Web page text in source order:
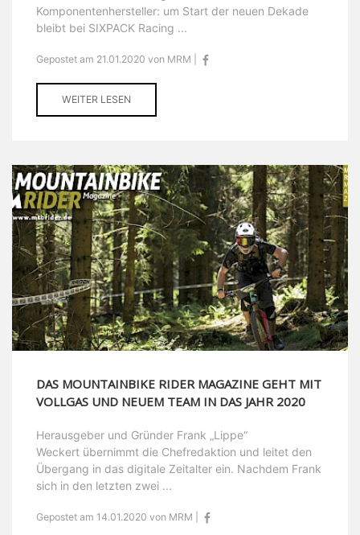
Komponentenhersteller: um Start der neuen Dekade
bleibt bei SIXPACK Racing ...
Gepostet am 21.01.2020 von MRM |
WEITER LESEN
DAS MOUNTAINBIKE RIDER MAGAZINE GEHT MIT
VOLLGAS UND NEUEM TEAM IN DAS JAHR 2020
Herausgeber und Gründer Frank „Lippe“
Weckert übernimmt die Chefredaktion und leitet den
Übergang in das digitale Zeitalter ein. Nachdem Frank
sich in den letzten zwei ...
Gepostet am 14.01.2020 von MRM |